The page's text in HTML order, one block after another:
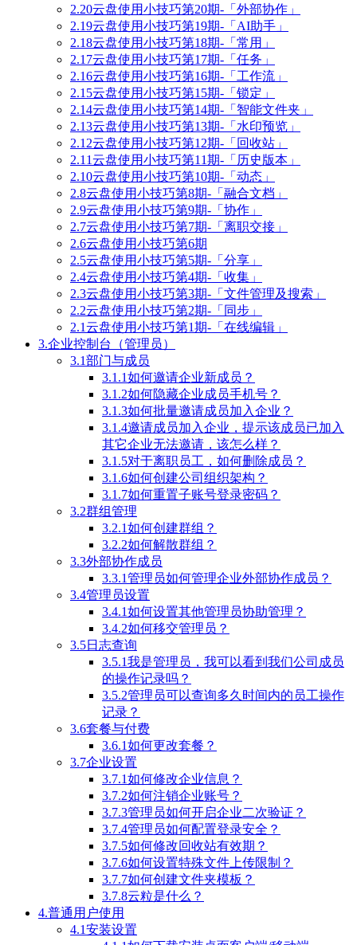
2.20云盘使用小技巧第20期-「外部协作」
2.19云盘使用小技巧第19期-「AI助手」
2.18云盘使用小技巧第18期-「常用」
2.17云盘使用小技巧第17期-「任务」
2.16云盘使用小技巧第16期-「工作流」
2.15云盘使用小技巧第15期-「锁定」
2.14云盘使用小技巧第14期-「智能文件夹」
2.13云盘使用小技巧第13期-「水印预览」
2.12云盘使用小技巧第12期-「回收站」
2.11云盘使用小技巧第11期-「历史版本」
2.10云盘使用小技巧第10期-「动态」
2.8云盘使用小技巧第8期-「融合文档」
2.9云盘使用小技巧第9期-「协作」
2.7云盘使用小技巧第7期-「离职交接」
2.6云盘使用小技巧第6期
2.5云盘使用小技巧第5期-「分享」
2.4云盘使用小技巧第4期-「收集」
2.3云盘使用小技巧第3期-「文件管理及搜索」
2.2云盘使用小技巧第2期-「同步」
2.1云盘使用小技巧第1期-「在线编辑」
3.企业控制台（管理员）
3.1部门与成员
3.1.1如何邀请企业新成员？
3.1.2如何隐藏企业成员手机号？
3.1.3如何批量邀请成员加入企业？
3.1.4邀请成员加入企业，提示该成员已加入
其它企业无法邀请，该怎么样？
3.1.5对于离职员工，如何删除成员？
3.1.6如何创建公司组织架构？
3.1.7如何重置子账号登录密码？
3.2群组管理
3.2.1如何创建群组？
3.2.2如何解散群组？
3.3外部协作成员
3.3.1管理员如何管理企业外部协作成员？
3.4管理员设置
3.4.1如何设置其他管理员协助管理？
3.4.2如何移交管理员？
3.5日志查询
3.5.1我是管理员，我可以看到我们公司成员
的操作记录吗？
3.5.2管理员可以查询多久时间内的员工操作
记录？
3.6套餐与付费
3.6.1如何更改套餐？
3.7企业设置
3.7.1如何修改企业信息？
3.7.2如何注销企业账号？
3.7.3管理员如何开启企业二次验证？
3.7.4管理员如何配置登录安全？
3.7.5如何修改回收站有效期？
3.7.6如何设置特殊文件上传限制？
3.7.7如何创建文件夹模板？
3.7.8云粒是什么？
4.普通用户使用
4.1安装设置